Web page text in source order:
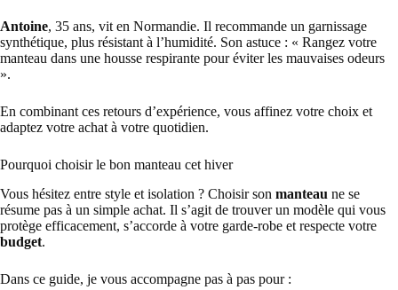
Antoine, 35 ans, vit en Normandie. Il recommande un garnissage
synthétique, plus résistant à l’humidité. Son astuce : « Rangez votre
manteau dans une housse respirante pour éviter les mauvaises odeurs
».
En combinant ces retours d’expérience, vous affinez votre choix et
adaptez votre achat à votre quotidien.
Pourquoi choisir le bon manteau cet hiver
Vous hésitez entre style et isolation ? Choisir son manteau ne se
résume pas à un simple achat. Il s’agit de trouver un modèle qui vous
protège efficacement, s’accorde à votre garde-robe et respecte votre
budget.
Dans ce guide, je vous accompagne pas à pas pour :